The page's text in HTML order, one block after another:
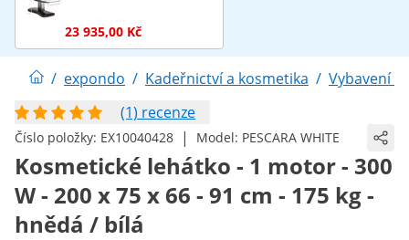
23 935,00 Kč
/ expondo / Kadeřnictví a kosmetika / Vybavení
(1) recenze
Číslo položky: EX10040428 | Model: PESCARA WHITE
Kosmetické lehátko - 1 motor - 300
W - 200 x 75 x 66 - 91 cm - 175 kg -
hnědá / bílá